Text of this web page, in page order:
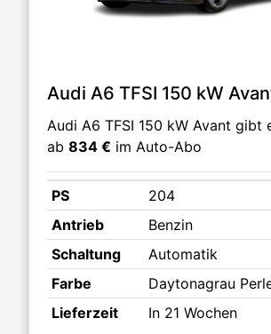
Audi A6 TFSI 150 kW
Audi A6 TFSI 150 kW Avant gibt
ab 834 € im Auto-Abo
PS
204
Antrieb
Benzin
Schaltung
Automatik
Farbe
Daytonagrau
Lieferzeit
In 21 Wochen